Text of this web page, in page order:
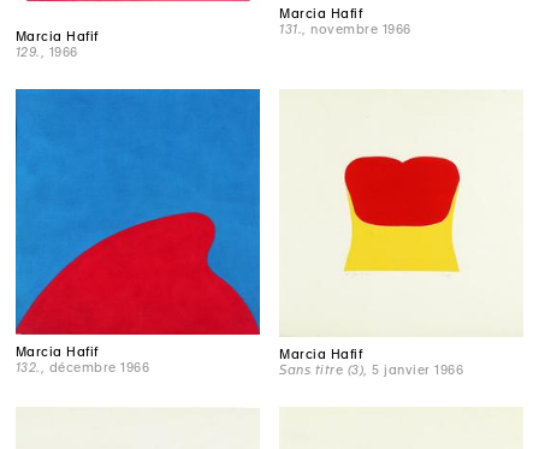
Marcia Hafif
129.
, 1966
Marcia Hafif
131.
, novembre 1966
Marcia Hafif
132.
, décembre 1966
Marcia Hafif
Sans titre (3) , 5 janvier 1966